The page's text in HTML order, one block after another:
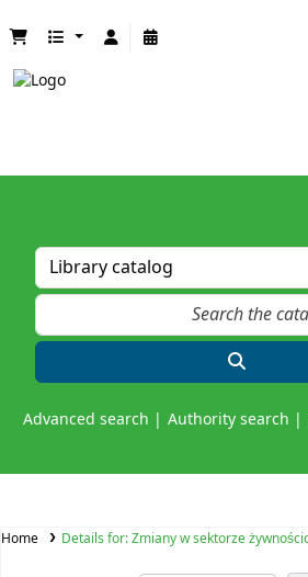
Advanced search Authority search
Home Details for:Zmiany w sektorze